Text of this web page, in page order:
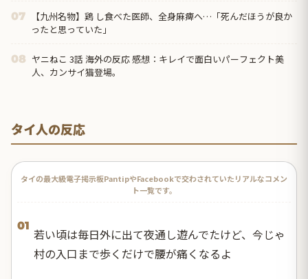
07
【九州名物】鶏 し食べた医師、全身麻痺へ…「死んだほうが良か
ったと思っていた」
08 ヤニねこ 3話 海外の反応 感想：キレイで面白いパーフェクト美
人、カンサイ猫登場。
タイ人の反応
タイの最大級電子掲示板PantipやFacebookで交わされていたリアルなコメン
ト一覧です。
01
若い頃は毎日外に出て夜通し遊んでたけど、今じゃ
村の入口まで歩くだけで腰が痛くなるよ